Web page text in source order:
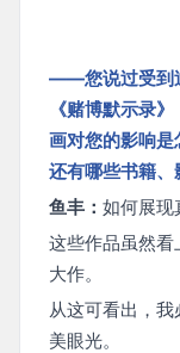
——您说过受到
《赌博默示录
画对您的影响是
还有哪些书籍、
鱼丰： 如何展现
这些作品虽然
大作。
从这可看出，
美眼光。